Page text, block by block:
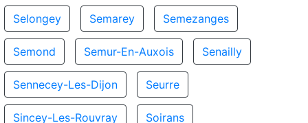
Selongey Semarey Semezanges
Semond Semur-En-Auxois Senailly
Sennecey-Les-Dijon Seurre
Sincey-Les-Rouvray Soirans